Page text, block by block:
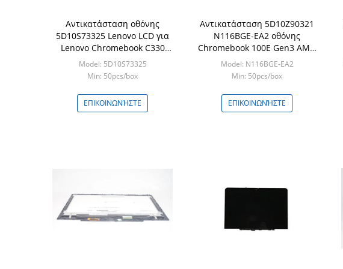
Αντικατάσταση οθόνης
5D10S73325 Lenovo LCD για
Lenovo Chromebook C330
B116XAB01
Model: 5D10S73325
Min: 50pcs/box
ΕΠΙΚΟΙΝΩΝΉΣΤΕ
Αντικατάσταση 5D10Z90321
N116BGE-EA2 οθόνης
Chromebook 100E Gen3 AMD
LCD Lenovo
Model: N116BGE-EA2
Min: 50pcs/box
ΕΠΙΚΟΙΝΩΝΉΣΤΕ